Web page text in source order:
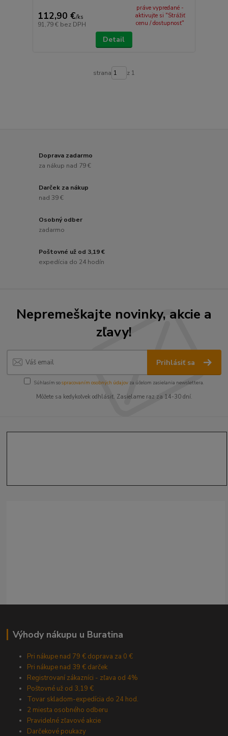
112,90 €/ks
91,79 € bez DPH
práve vypredané -
aktivujte si "Strážiť
cenu / dostupnosť"
Detail
strana z 1
Doprava zadarmo
za nákup nad 79 €
Darček za nákup
nad 39 €
Osobný odber
zadarmo
Poštovné už od 3,19 €
expedícia do 24 hodín
Nepremeškajte novinky, akcie a
zľavy!
Prihlásiť sa
Súhlasím sospracovaním osobných údajov za účelom zasielania newslettera.
Môžete sa kedykoľvek odhlásiť. Zasielame raz za 14-30 dní.
Výhody nákupu u Buratina
Pri nákupe nad 79 € doprava za 0 €
Pri nákupe nad 39 € darček
Registrovaní zákazníci - zľava od 4%
Poštovné už od 3,19 €
Tovar skladom-expedícia do 24 hod.
2 miesta osobného odberu
Pravidelné zľavové akcie
Darčekové poukazy